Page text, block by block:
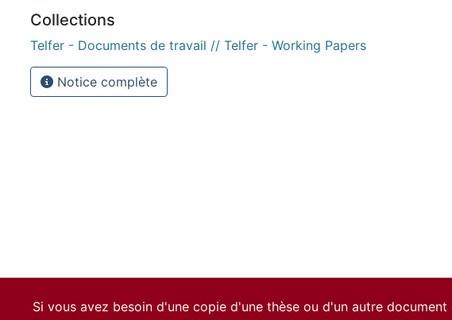
Collections
Telfer - Documents de travail // Telfer - Working Papers
Notice complète
Si vous avez besoin d'une copie d'une thèse ou d'un autre document